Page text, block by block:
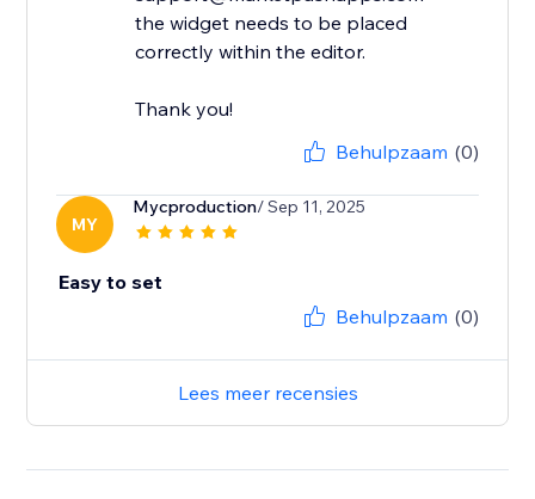
the widget needs to be placed
correctly within the editor.
Thank you!
Behulpzaam (0)
MY
Mycproduction/ Sep 11, 2025
Easy to set
Behulpzaam (0)
Lees meer recensies